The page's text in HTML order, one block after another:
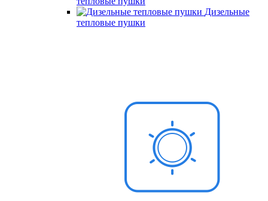
Дизельные
тепловые пушки